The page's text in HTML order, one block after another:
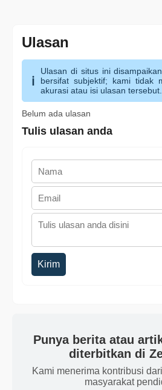
Ulasan
Ulasan di situs ini
bersifat subjektif; kami tidak
akurasi atau isi ulasan tersebut.
Belum ada ulasan
Tulis ulasan anda
Kirim
Punya berita atau
diterbitkan di
Kami menerima kontribusi
masyarakat